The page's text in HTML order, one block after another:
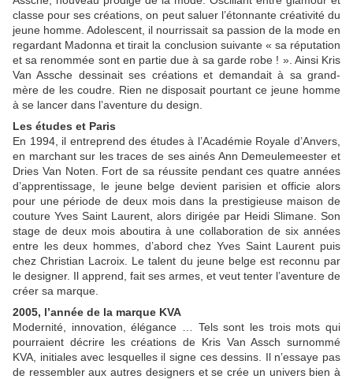
classe pour ses créations, on peut saluer l’étonnante créativité du
jeune homme. Adolescent, il nourrissait sa passion de la mode en
regardant Madonna et tirait la conclusion suivante « sa réputation
et sa renommée sont en partie due à sa garde robe ! ». Ainsi Kris
Van Assche dessinait ses créations et demandait à sa grand-
mère de les coudre. Rien ne disposait pourtant ce jeune homme
à se lancer dans l’aventure du design.
Les études et Paris
En 1994, il entreprend des études à l’Académie Royale d’Anvers,
en marchant sur les traces de ses ainés Ann Demeulemeester et
Dries Van Noten. Fort de sa réussite pendant ces quatre années
d’apprentissage, le jeune belge devient parisien et officie alors
pour une période de deux mois dans la prestigieuse maison de
couture Yves Saint Laurent, alors dirigée par Heidi Slimane. Son
stage de deux mois aboutira à une collaboration de six années
entre les deux hommes, d’abord chez Yves Saint Laurent puis
chez Christian Lacroix. Le talent du jeune belge est reconnu par
le designer. Il apprend, fait ses armes, et veut tenter l’aventure de
créer sa marque.
2005, l’année de la marque KVA
Modernité, innovation, élégance … Tels sont les trois mots qui
pourraient décrire les créations de Kris Van Assch surnommé
KVA, initiales avec lesquelles il signe ces dessins. Il n’essaye pas
de ressembler aux autres designers et se crée un univers bien à